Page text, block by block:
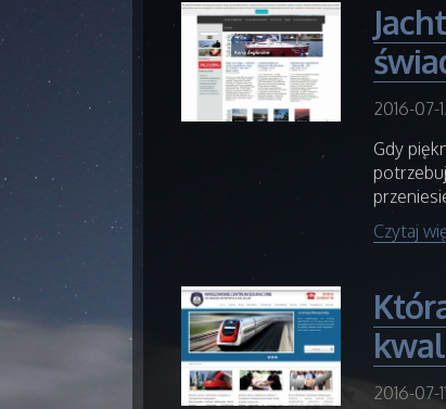
2016-07-
Gdy
Czytaj
2016-07-11